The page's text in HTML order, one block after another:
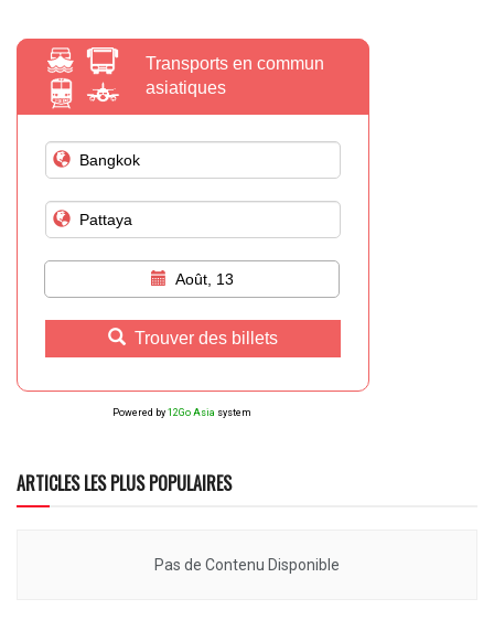
Transports en commun
asiatiques
Août, 13
Trouver des billets
Powered by 12Go Asia system
ARTICLES LES PLUS POPULAIRES
Pas de Contenu Disponible